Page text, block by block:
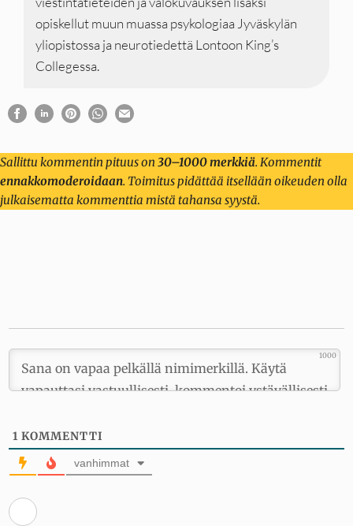
opiskellut muun muassa psykologiaa Jyväskylän
yliopistossa ja neurotiedettä Lontoon King’s
Collegessa.
Sallittu kommentin pituus on30–1000 merkkiä. Kommentit
ennakkomoderoidaan. Toimitus pidättää itsellään oikeuden olla
julkaisematta kommenttia mistä tahansa syystä.
1000
1 KOMMENTTI
vanhimmat